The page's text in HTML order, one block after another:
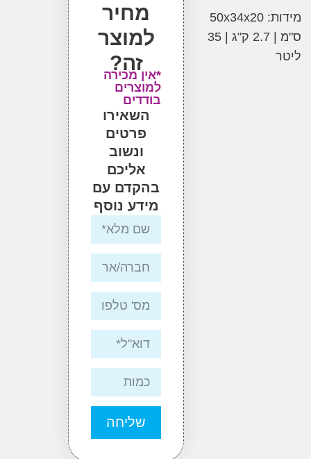
מידות: 50x34x20
ס"מ | 2.7 ק"ג | 35
מחיר
למוצר
*אין מכירה
למוצרים
בודדים
השאירו
פרטים
אליכם
בהקדם עם
מידע נוסף
שליחה